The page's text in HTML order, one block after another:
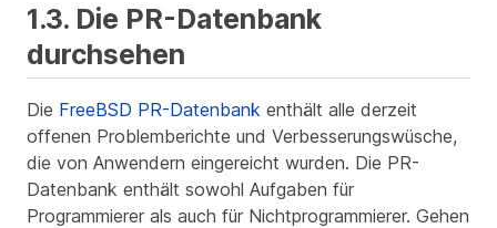
1.3. Die PR-Datenbank
durchsehen
Die FreeBSD PR-Datenbank enthält alle derzeit
offenen Problemberichte und Verbesserungswüsche,
die von Anwendern eingereicht wurden. Die PR-
Datenbank enthält sowohl Aufgaben für
Programmierer als auch für Nichtprogrammierer. Gehen